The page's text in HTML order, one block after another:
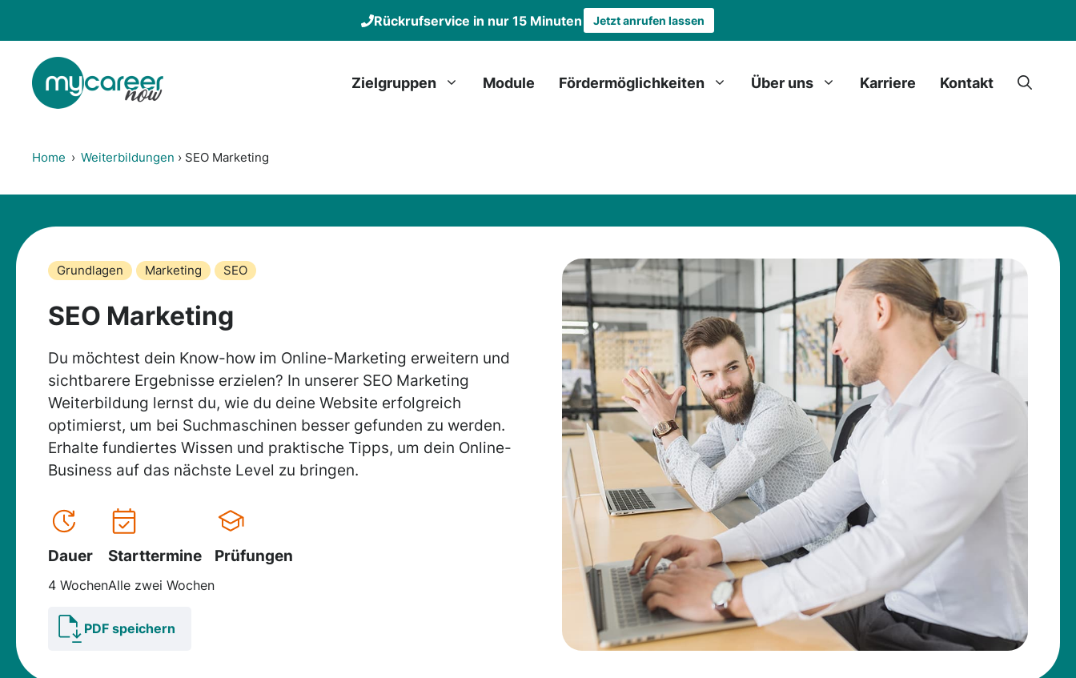
springen
Rückrufservice in nur 15 Minuten Jetzt anrufen lassen
Zielgruppen Module Fördermöglichkeiten Über uns Karriere Kontakt
Home › Weiterbildungen › SEO Marketing
Grundlagen Marketing SEO
SEO Marketing
Du möchtest dein Know-how im Online-Marketing erweitern und
sichtbarere Ergebnisse erzielen? In unserer SEO Marketing
Weiterbildung lernst du, wie du deine Website erfolgreich
optimierst, um bei Suchmaschinen besser gefunden zu werden.
Erhalte fundiertes Wissen und praktische Tipps, um dein Online-
Business auf das nächste Level zu bringen.
Dauer
4 Wochen
Starttermine
Alle zwei Wochen
Prüfungen
PDF speichern